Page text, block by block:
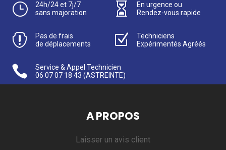
}
24h/24 et 7j/7
sans majoration

En urgence ou
Rendez-vous rapide

Pas de frais
de déplacements
Z
Techniciens
Expérimentés Agréés

Service & Appel Technicien
06 07 07 18 43 (ASTREINTE)
A PROPOS
Laisser un avis client